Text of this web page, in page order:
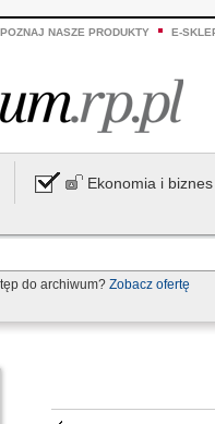
POZNAJ NASZE PRODUKTY E-
Ekonomia i biznes
do archiwum? Zobacz ofertę